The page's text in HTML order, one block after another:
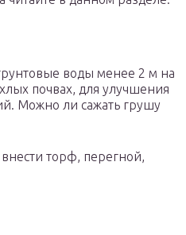
воды менее 2 м на
почвах, для улучшения
Можно ли сажать грушу
торф, перегной,